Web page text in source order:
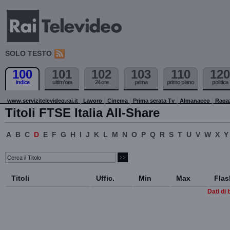
SOLO TESTO
100
indice
101
ultim'ora
102
24 ore
103
prima
110
primo piano
120
politica
www.servizitelevideo.rai.it Lavoro Cinema Prima serata Tv Almanacco
Titoli FTSE Italia All-Share
A B C D E F G H I J K L M N O P Q R S T U V W X Y
Titoli Uffic. Min Max
Dati di